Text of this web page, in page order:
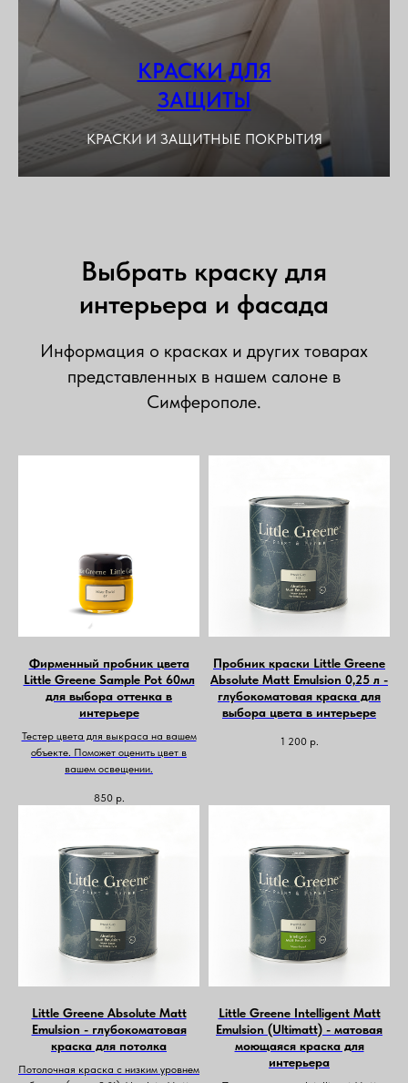
КРАСКИ ДЛЯ
ЗАЩИТЫ
КРАСКИ И ЗАЩИТНЫЕ ПОКРЫТИЯ
Выбрать краску для
интерьера и фасада
Информация о красках и других товарах
представленных в нашем салоне в
Симферополе.
Фирменный пробник цвета
Little Greene Sample Pot 60мл
для выбора оттенка в
интерьере
Тестер цвета для выкраса на вашем
объекте. Поможет оценить цвет в
вашем освещении.
850 р.
Пробник краски Little Greene
Absolute Matt Emulsion 0,25 л -
глубокоматовая краска для
выбора цвета в интерьере
1 200 р.
Little Greene Absolute Matt
Emulsion - глубокоматовая
краска для потолка
Потолочная краска с низким уровнем
Little Greene Intelligent Matt
Emulsion (Ultimatt) - матовая
моющаяся краска для
интерьера